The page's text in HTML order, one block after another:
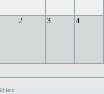
2 3 4